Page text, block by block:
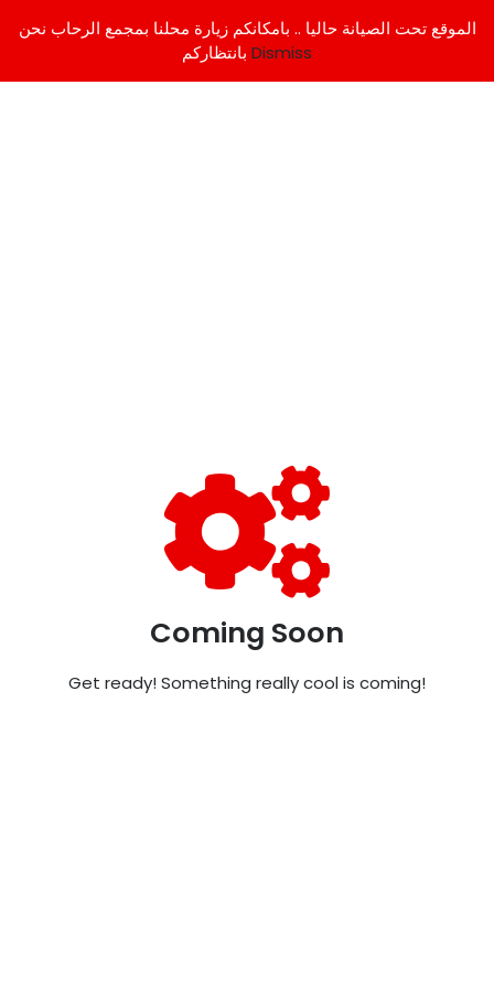
الموقع تحت الصيانة حاليا .. بامكانكم زيارة محلنا بمجمع الرحاب نحن
Dismiss
Coming Soon
Get ready! Something really cool is coming!